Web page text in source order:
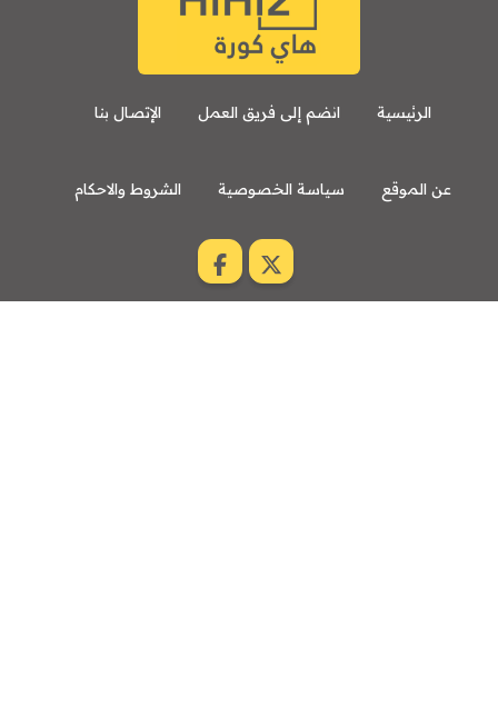
الرئيسية انضم إلى فريق العمل الإتصال بنا
عن الموقع سياسة الخصوصية الشروط والاحكام